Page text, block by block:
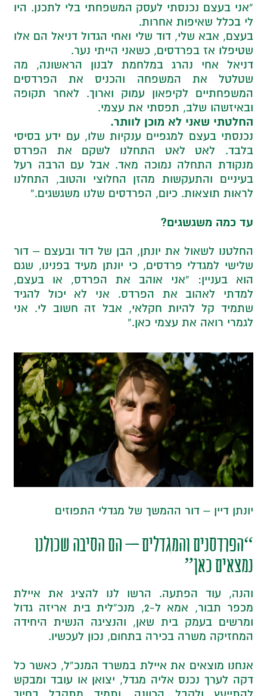
“אני בעצם נכנסתי לעסק המשפחתי בלי לתכנן. היו
לי בכלל שאיפות אחרות.
בעצם, אבא שלי, דוד שלי ואחי הגדול דניאל הם אלו
שטיפלו אז בפרדסים, כשאני הייתי נער.
דניאל אחי נהרג במלחמת לבנון הראשונה, מה
שטלטל את המשפחה והכניס את הפרדסים
המשפחתיים לקיפאון עמוק וארוך. לאחר תקופה
ובאיזשהו שלב, תפסתי את עצמי.
החלטתי שאני לא מוכן לוותר.
נכנסתי בעצם למגפיים ענקיות שלו, עם ידע בסיסי
בלבד. לאט לאט התחלנו לשקם את הפרדס
מנקודת התחלה נמוכה מאד. אבל עם הרבה רעל
בעיניים והתעקשות מהזן החלוצי והטוב, התחלנו
לראות תוצאות. כיום, הפרדסים שלנו משגשגים.”
עד כמה משגשגים?
החלטנו לשאול את יונתן, הבן של דוד ובעצם – דור
שלישי למגדלי פרדסים, כי יונתן מעיד בפנינו, שגם
הוא בעניין: “אני אוהב את הפרדס, או בעצם,
למדתי לאהוב את הפרדס. אני לא יכול להגיד
שתמיד קל להיות חקלאי, אבל זה חשוב לי. אני
לגמרי רואה את עצמי כאן.”
יונתן דיין – דור ההמשך של מגדלי התפוזים
“הפרדסנים והמגדלים – הם הסיבה שכולנו
נמצאים כאן”
והנה, עוד הפתעה. הרשו לנו להציג את איילת
מכפר תבור, אמא ל-2, מנכ”לית בית אריזה גדול
ומרשים בעמק בית שאן, והנציגה הנשית היחידה
המחזיקה משרה בכירה בתחום, נכון לעכשיו.
אנחנו מוצאים את איילת במשרד המנכ”ל, כאשר כל
דקה לערך נכנס אליה מגדל, יצואן או עובד ומבקש